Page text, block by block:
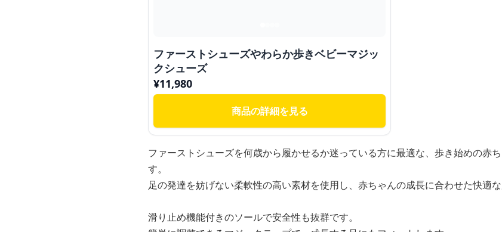
ファーストシューズやわらか歩きベビーマジッ
クシューズ
¥11,980
商品の詳細を見る
ファーストシューズを何歳から履かせるか迷っている方に最適な、歩き始めの赤
す。
足の発達を妨げない柔軟性の高い素材を使用し、赤ちゃんの成長に合わせた快適な
滑り止め機能付きのソールで安全性も抜群です。